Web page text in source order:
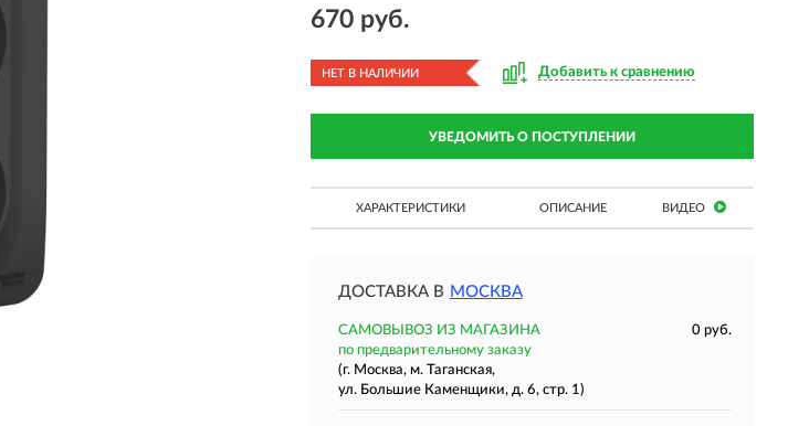
670 руб.
НЕТ В НАЛИЧИИ Добавить к сравнению
УВЕДОМИТЬ О ПОСТУПЛЕНИИ
ХАРАКТЕРИСТИКИ ОПИСАНИЕ ВИДЕО
ДОСТАВКА В МОСКВА
САМОВЫВОЗ ИЗ МАГАЗИНА
0 руб.
по предварительному заказу
(г. Москва, м. Таганская,
ул. Большие Каменщики, д. 6, стр. 1)